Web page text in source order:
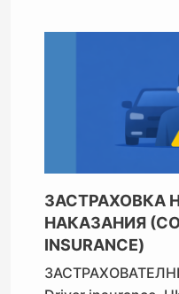
ЗАСТРАХОВКА
НАКАЗАНИЯ
INSURANCE)